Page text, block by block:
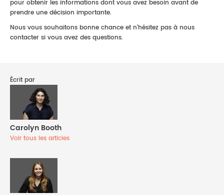
pour obtenir les informations dont vous avez besoin avant de
prendre une décision importante.
Nous vous souhaitons bonne chance et n'hésitez pas à nous
contacter si vous avez des questions.
Écrit par
Carolyn Booth
Voir tous les articles